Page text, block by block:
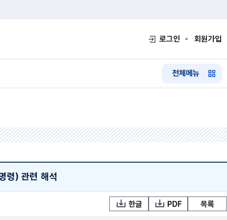
로그인 회원가입
전체메뉴
령) 관련 해석
한글 PDF 목록